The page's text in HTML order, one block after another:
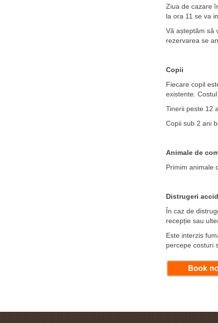
Ziua de cazare
la ora 11 se va
Vă așteptăm să
rezervarea se
Copii
Fiecare copil
existente.
Tinerii peste 12
Copii sub 2 ani
Animale de
Primim animale
Distrugeri
În caz de
recepție sau
Este interzis
percepe costuri